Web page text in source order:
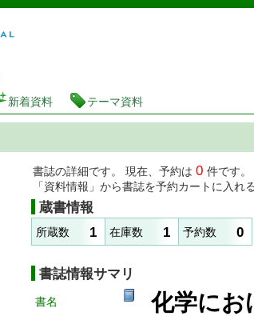
図書館 蔵書検索・予約システム
新着資料 テーマ資料
書誌の詳細です。 現在、予約は 0 件です。
「資料情報」から書誌を予約カートに入れ
蔵書情報
所蔵数 1 在庫数 1 予約数 0
書誌情報サマリ
書名 化学に